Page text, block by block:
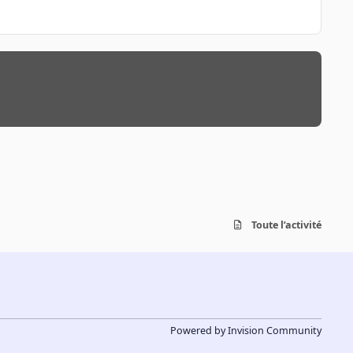
Toute l’activité
Powered byInvision Community